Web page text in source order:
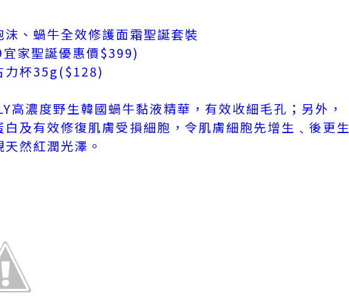
沫、蝸牛全效修護面霜聖誕套裝
家聖誕優惠價$399)
力杯35g($128)
高濃度野生韓國蝸牛黏液精華，有效收細毛孔；另外，
白及有效修復肌膚受損細胞，令肌膚細胞先增生﹑後更生
天然紅潤光澤。